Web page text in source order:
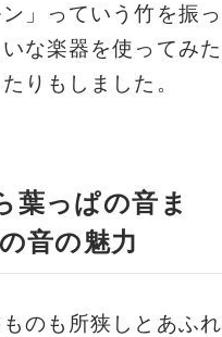
」っていう竹を振っ
な楽器を使ってみた
りもしました。
葉っぱの音ま
音の魅力
のも所狭しとあふれ